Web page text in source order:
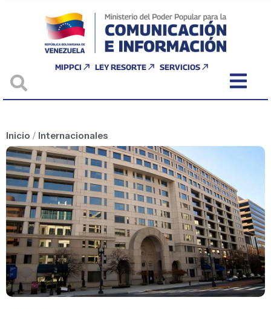
MIPPCI LEY RESORTE SERVICIOS
Inicio / Internacionales